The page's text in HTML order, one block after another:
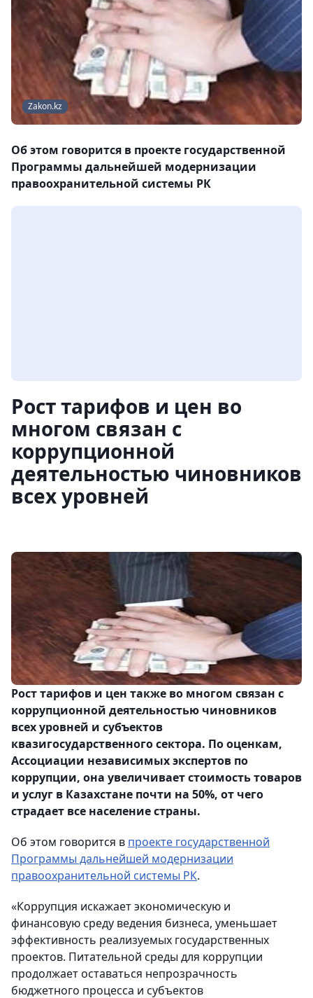
Zakon.kz
Об этом говорится в проекте государственной
Программы дальнейшей модернизации
правоохранительной системы РК
Рост тарифов и цен во
многом связан с
коррупционной
деятельностью чиновников
всех уровней
Рост тарифов и цен также во многом связан с
коррупционной деятельностью чиновников
всех уровней и субъектов
квазигосударственного сектора. По оценкам,
Ассоциации независимых экспертов по
коррупции, она увеличивает стоимость товаров
и услуг в Казахстане почти на 50%, от чего
страдает все население страны.
Об этом говорится в проекте государственной
Программы дальнейшей модернизации
правоохранительной системы РК.
«Коррупция искажает экономическую и
финансовую среду ведения бизнеса, уменьшает
эффективность реализуемых государственных
проектов. Питательной среды для коррупции
продолжает оставаться непрозрачность
бюджетного процесса и субъектов